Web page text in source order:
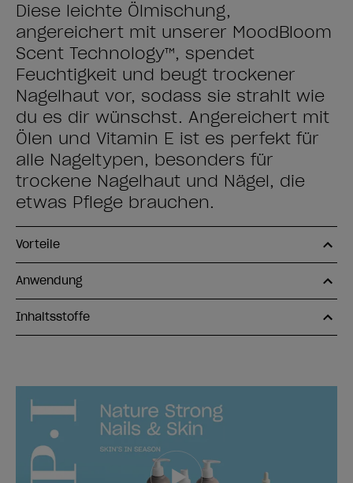
Diese leichte Ölmischung,
angereichert mit unserer MoodBloom
Scent Technology™, spendet
Feuchtigkeit und beugt trockener
Nagelhaut vor, sodass sie strahlt wie
du es dir wünschst. Angereichert mit
Ölen und Vitamin E ist es perfekt für
alle Nageltypen, besonders für
trockene Nagelhaut und Nägel, die
etwas Pflege brauchen.
Vorteile
Anwendung
Inhaltsstoffe